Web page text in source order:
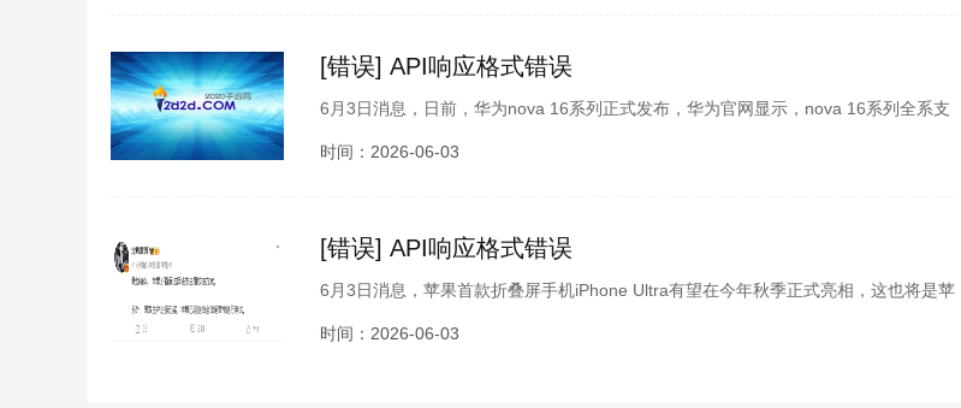
[错误] API响应格式错误
6月3日消息，日前，华为nova 16系列正式发布，华为官网显示，nova 16系列全系支
持智感握姿功能。据了解，智感握姿是鸿蒙6独有的智能交互
时间：2026-06-03
[错误] API响应格式错误
6月3日消息，苹果首款折叠屏手机iPhone Ultra有望在今年秋季正式亮相，这也将是苹
果近年来最受关注的新形态产品之一。日前，博主定焦数码
时间：2026-06-03